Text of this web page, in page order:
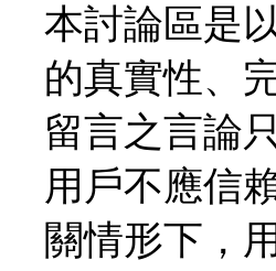
本討論區是
的真實性、
留言之言論
用戶不應信
關情形下，